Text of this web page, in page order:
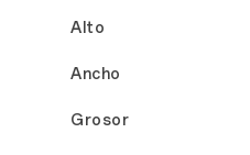
Alto
Ancho
Grosor